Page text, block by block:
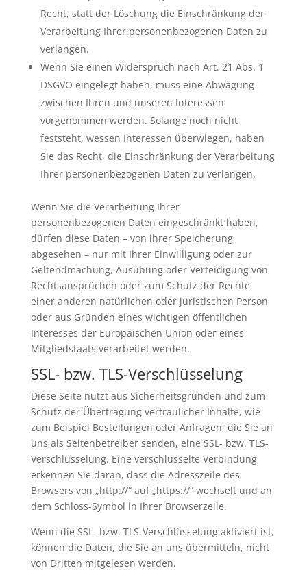
Recht, statt der Löschung die Einschränkung der
Verarbeitung Ihrer personenbezogenen Daten zu
verlangen.
Wenn Sie einen Widerspruch nach Art. 21 Abs. 1
DSGVO eingelegt haben, muss eine Abwägung
zwischen Ihren und unseren Interessen
vorgenommen werden. Solange noch nicht
feststeht, wessen Interessen überwiegen, haben
Sie das Recht, die Einschränkung der Verarbeitung
Ihrer personenbezogenen Daten zu verlangen.
Wenn Sie die Verarbeitung Ihrer
personenbezogenen Daten eingeschränkt haben,
dürfen diese Daten – von ihrer Speicherung
abgesehen – nur mit Ihrer Einwilligung oder zur
Geltendmachung, Ausübung oder Verteidigung von
Rechtsansprüchen oder zum Schutz der Rechte
einer anderen natürlichen oder juristischen Person
oder aus Gründen eines wichtigen öffentlichen
Interesses der Europäischen Union oder eines
Mitgliedstaats verarbeitet werden.
SSL- bzw. TLS-Verschlüsselung
Diese Seite nutzt aus Sicherheitsgründen und zum
Schutz der Übertragung vertraulicher Inhalte, wie
zum Beispiel Bestellungen oder Anfragen, die Sie an
uns als Seitenbetreiber senden, eine SSL- bzw. TLS-
Verschlüsselung. Eine verschlüsselte Verbindung
erkennen Sie daran, dass die Adresszeile des
Browsers von „http://“ auf „https://“ wechselt und an
dem Schloss-Symbol in Ihrer Browserzeile.
Wenn die SSL- bzw. TLS-Verschlüsselung aktiviert ist,
können die Daten, die Sie an uns übermitteln, nicht
von Dritten mitgelesen werden.